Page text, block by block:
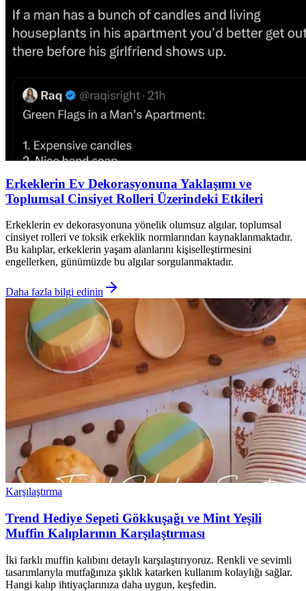
Erkeklerin Ev Dekorasyonuna Yaklaşımı ve
Toplumsal Cinsiyet Rolleri Üzerindeki Etkileri
Erkeklerin ev dekorasyonuna yönelik olumsuz algılar, toplumsal
cinsiyet rolleri ve toksik erkeklik normlarından kaynaklanmaktadır.
Bu kalıplar, erkeklerin yaşam alanlarını kişiselleştirmesini
engellerken, günümüzde bu algılar sorgulanmaktadır.
Daha fazla bilgi edinin
Karşılaştırma
Trend Hediye Sepeti Gökkuşağı ve Mint Yeşili
Muffin Kalıplarının Karşılaştırması
İki farklı muffin kalıbını detaylı karşılaştırıyoruz. Renkli ve sevimli
tasarımlarıyla mutfağınıza şıklık katarken kullanım kolaylığı sağlar.
Hangi kalıp ihtiyaçlarınıza daha uygun, keşfedin.